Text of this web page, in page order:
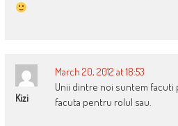
Kizi
March 20, 2012 at 18:53
Unii dintre noi suntem facuti
facuta pentru rolul sau.